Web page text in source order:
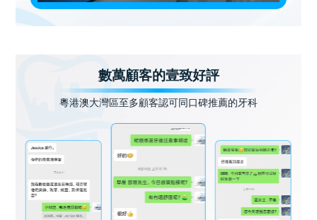
數萬顧客的壹致好評
粵港澳大灣區至多顧客認可同口碑推薦的牙科